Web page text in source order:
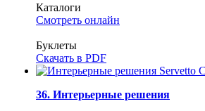
Каталоги
Смотреть онлайн
Буклеты
Скачать в PDF
36. Интерьерные решения